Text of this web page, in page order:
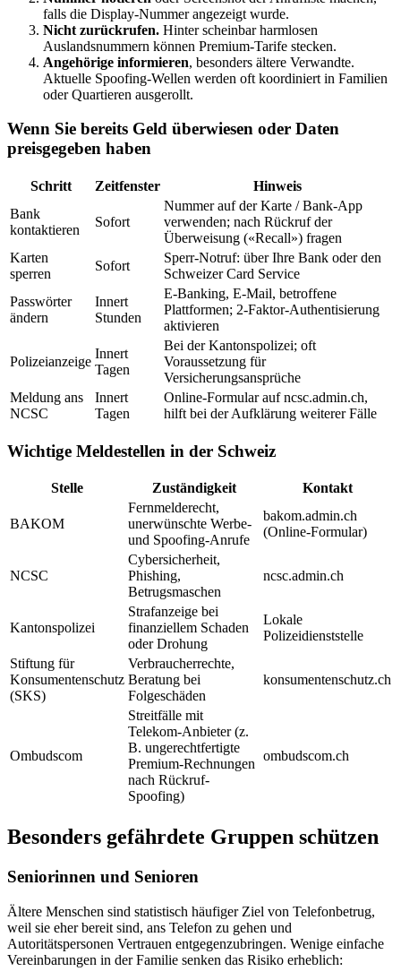
falls die Display-Nummer angezeigt wurde.
Nicht zurückrufen. Hinter scheinbar harmlosen
Auslandsnummern können Premium-Tarife stecken.
Angehörige informieren, besonders ältere Verwandte.
Aktuelle Spoofing-Wellen werden oft koordiniert in Familien
oder Quartieren ausgerollt.
Wenn Sie bereits Geld überwiesen oder Daten
preisgegeben haben
Schritt Zeitfenster
Hinweis
Bank
kontaktieren
Sofort
Nummer auf der Karte / Bank-App
verwenden; nach Rückruf der
Überweisung («Recall») fragen
Karten
sperren
Sofort
Sperr-Notruf: über Ihre Bank oder den
Schweizer Card Service
Passwörter
ändern
Innert
Stunden
E-Banking, E-Mail, betroffene
Plattformen; 2-Faktor-Authentisierung
aktivieren
Polizeianzeige
Innert
Tagen
Bei der Kantonspolizei; oft
Voraussetzung für
Versicherungsansprüche
Meldung ans
NCSC
Innert
Tagen
Online-Formular auf ncsc.admin.ch,
hilft bei der Aufklärung weiterer Fälle
Wichtige Meldestellen in der Schweiz
Stelle Zuständigkeit Kontakt
BAKOM
Fernmelderecht,
unerwünschte Werbe-
und Spoofing-Anrufe
bakom.admin.ch
(Online-Formular)
NCSC
Cybersicherheit,
Phishing,
Betrugsmaschen
ncsc.admin.ch
Kantonspolizei
Strafanzeige bei
finanziellem Schaden
oder Drohung
Lokale
Polizeidienststelle
Stiftung für
Konsumentenschutz
(SKS)
Verbraucherrechte,
Beratung bei
Folgeschäden
konsumentenschutz.ch
Ombudscom
Streitfälle mit
Telekom-Anbieter (z.
B. ungerechtfertigte
Premium-Rechnungen
nach Rückruf-
Spoofing)
ombudscom.ch
Besonders gefährdete Gruppen schützen
Seniorinnen und Senioren
Ältere Menschen sind statistisch häufiger Ziel von Telefonbetrug,
weil sie eher bereit sind, ans Telefon zu gehen und
Autoritätspersonen Vertrauen entgegenzubringen. Wenige einfache
Vereinbarungen in der Familie senken das Risiko erheblich: